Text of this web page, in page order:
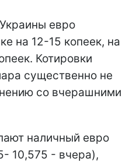
евро
на 12-15 копеек, на
Котировки
существенно не
со вчерашними
наличный евро
10,575 - вчера),